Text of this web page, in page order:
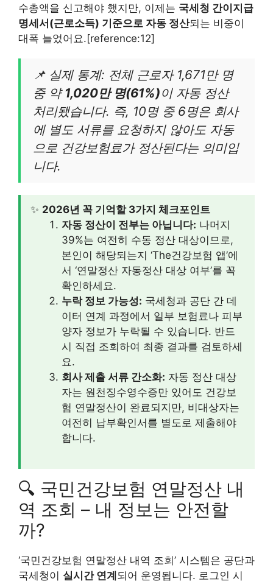
수총액을 신고해야 했지만, 이제는 국세청 간이지급
명세서(근로소득) 기준으로 자동 정산되는 비중이
대폭 늘었어요.[reference:12]
📌 실제 통계: 전체 근로자 1,671만 명
중 약1,020만 명(61%)이 자동 정산
처리됐습니다. 즉, 10명 중 6명은 회사
에 별도 서류를 요청하지 않아도 자동
으로 건강보험료가 정산된다는 의미입
니다.
✨ 2026년 꼭 기억할 3가지 체크포인트
자동 정산이 전부는 아닙니다: 나머지
39%는 여전히 수동 정산 대상이므로,
본인이 해당되는지 ‘The건강보험 앱’에
서 ‘연말정산 자동정산 대상 여부’를 꼭
확인하세요.
누락 정보 가능성: 국세청과 공단 간 데
이터 연계 과정에서 일부 보험료나 피부
양자 정보가 누락될 수 있습니다. 반드
시 직접 조회하여 최종 결과를 검토하세
요.
회사 제출 서류 간소화: 자동 정산 대상
자는 원천징수영수증만 있어도 건강보
험 연말정산이 완료되지만, 비대상자는
여전히 납부확인서를 별도로 제출해야
합니다.
🔍 국민건강보험 연말정산 내
역 조회 – 내 정보는 안전할
까?
‘국민건강보험 연말정산 내역 조회’ 시스템은 공단과
국세청이 실시간 연계되어 운영됩니다. 로그인 시